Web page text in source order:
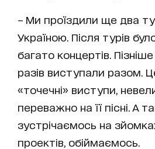
– Ми проїздили ще два
Україною. Після турів
багато концертів.
разів виступали разом.
«точечні» виступи,
переважно на її пісні. А
зустрічаємось на
проектів, обіймаємось.